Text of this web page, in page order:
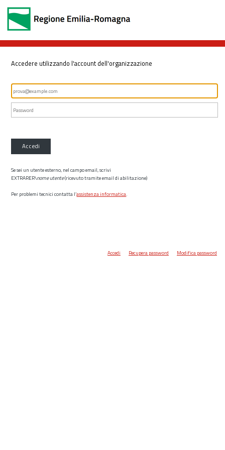
Accedere utilizzando l'account dell'organizzazione
Accedi
Se sei un utente esterno, nel campo email, scrivi
EXTRARER\nome utente(ricevuto tramite email di abilitazione)
Per problemi tecnici contatta l’assistenza informatica.
Accedi Recupera password Modifica password